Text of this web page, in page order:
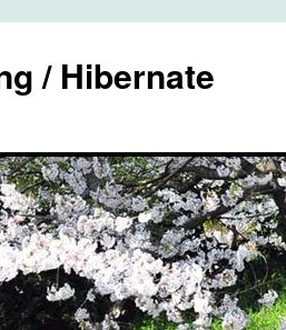
/ Hibernate